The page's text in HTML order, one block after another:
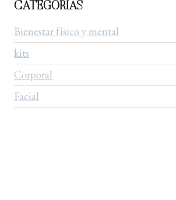
CATEGORÍAS
Bienestar físico y mental
kits
Corporal
Facial